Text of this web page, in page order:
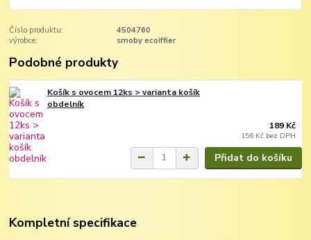
Číslo produktu:
4504760
výrobce:
smoby ecoiffier
Podobné produkty
Košík s ovocem 12ks > varianta košík
obdelník
189 Kč
156 Kč bez DPH
Přidat do košíku
Kompletní specifikace